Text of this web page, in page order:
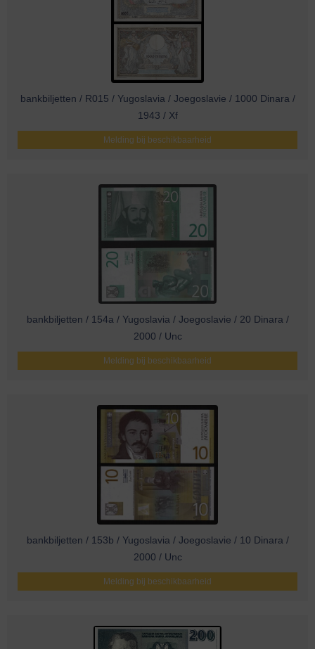
bankbiljetten / R015 / Yugoslavia / Joegoslavie / 1000 Dinara /
1943 / Xf
Melding bij beschikbaarheid
bankbiljetten / 154a / Yugoslavia / Joegoslavie / 20 Dinara /
2000 / Unc
Melding bij beschikbaarheid
bankbiljetten / 153b / Yugoslavia / Joegoslavie / 10 Dinara /
2000 / Unc
Melding bij beschikbaarheid